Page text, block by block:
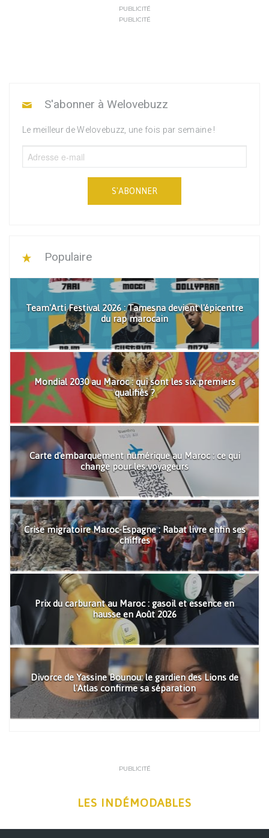
PUBLICITÉ
PUBLICITÉ
S'abonner à Welovebuzz
Le meilleur de Welovebuzz, une fois par semaine !
S'ABONNER
Populaire
Team'Arti Festival 2026 : Tamesna devient l'épicentre
du rap marocain
Mondial 2030 au Maroc : qui sont les six premiers
qualifiés ?
Carte d'embarquement numérique au Maroc : ce qui
change pour les voyageurs
Crise migratoire Maroc-Espagne : Rabat livre enfin ses
chiffres
Prix du carburant au Maroc : gasoil et essence en
hausse en Août 2026
Divorce de Yassine Bounou: le gardien des Lions de
l'Atlas confirme sa séparation
PUBLICITÉ
LES INDÉMODABLES